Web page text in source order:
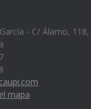
- C/ Álamo, 118,
mapa